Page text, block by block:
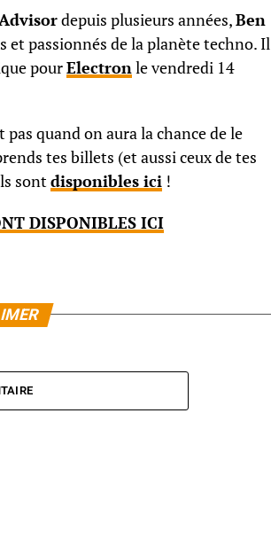
depuis plusieurs années,Ben
et passionnés de la planète techno. Il
pourElectronle vendredi 14
quand on aura la chance de le
tes billets (et aussi ceux de tes
sontdisponibles ici !
DISPONIBLES ICI